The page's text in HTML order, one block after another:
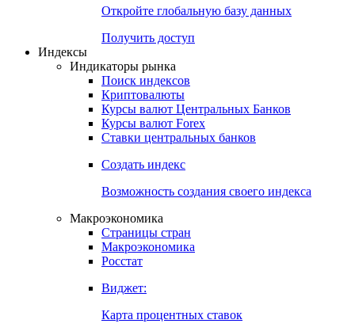
Откройте глобальную базу данных
Получить доступ
Индексы
Индикаторы рынка
Поиск индексов
Криптовалюты
Курсы валют Центральных Банков
Курсы валют Forex
Ставки центральных банков
Создать индекс
Возможность создания своего индекса
Макроэкономика
Страницы стран
Макроэкономика
Росстат
Виджет:
Карта процентных ставок